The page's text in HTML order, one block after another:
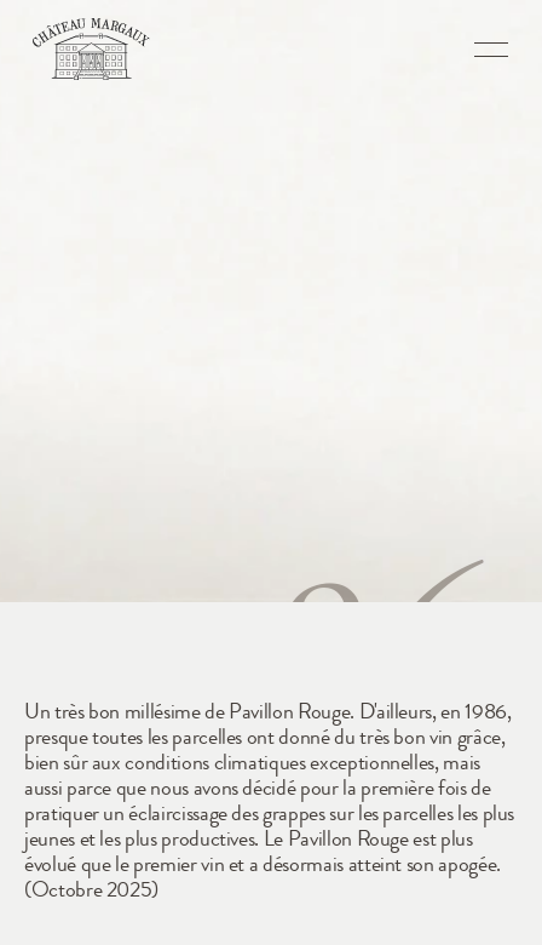
1986
Un très bon millésime de Pavillon Rouge. D'ailleurs, en 1986,
presque toutes les parcelles ont donné du très bon vin grâce,
bien sûr aux conditions climatiques exceptionnelles, mais
aussi parce que nous avons décidé pour la première fois de
pratiquer un éclaircissage des grappes sur les parcelles les plus
jeunes et les plus productives. Le Pavillon Rouge est plus
évolué que le premier vin et a désormais atteint son apogée.
(Octobre 2025)